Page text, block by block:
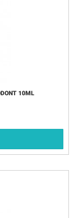
10ML